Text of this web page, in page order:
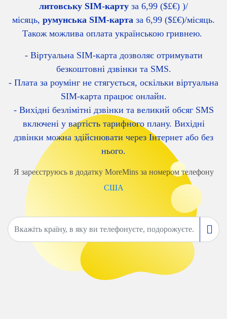
литовську SIM-карту за 6,99 ($£€) )/
місяць, румунська SIM-карта за 6,99 ($£€)/місяць.
Також можлива оплата українською гривнею.
- Віртуальна SIM-карта дозволяє отримувати
безкоштовні дзвінки та SMS.
- Плата за роумінг не стягується, оскільки віртуальна
SIM-карта працює онлайн.
- Вихідні безлімітні дзвінки та великий обсяг SMS
включені у вартість тарифного плану. Вихідні
дзвінки можна здійснювати через Інтернет або без
нього.
Я зареєструюсь в додатку MoreMins за номером телефону
США